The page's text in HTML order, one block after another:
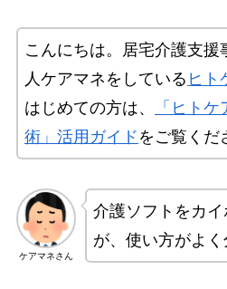
こんにちは。居宅介護支援
人ケアマネをしている ヒト
はじめての方は、
「ヒト
術」活用ガイド をご覧くだ
ケアマネさん
介護ソフトをカ
が、使い方がよく